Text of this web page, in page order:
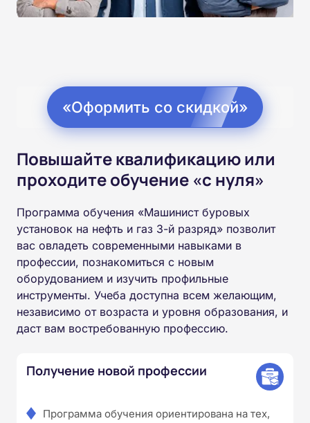
«Оформить со скидкой»
Повышайте квалификацию или
проходите обучение «с нуля»
Программа обучения «Машинист буровых
установок на нефть и газ 3-й разряд» позволит
вас овладеть современными навыками в
профессии, познакомиться с новым
оборудованием и изучить профильные
инструменты. Учеба доступна всем желающим,
независимо от возраста и уровня образования, и
даст вам востребованную профессию.
Получение новой профессии
Программа обучения ориентирована на тех,